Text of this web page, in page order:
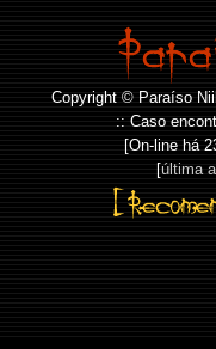
Copyright © Paraíso
:: Caso
[On-line há
[última